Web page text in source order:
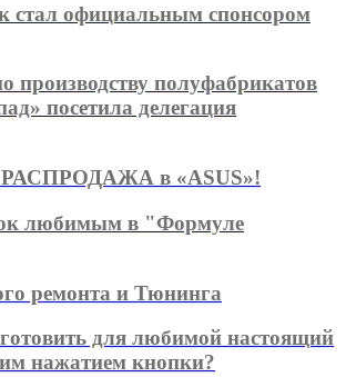
стал официальным спонсором
производству полуфабрикатов
посетила делегация
в «ASUS»!
любимым в "Формуле
ремонта и Тюнинга
для любимой настоящий
нажатием кнопки?